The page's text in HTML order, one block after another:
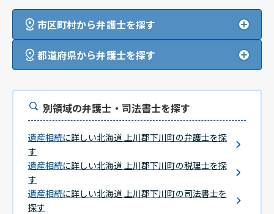
市区町村から弁護士を探す
都道府県から弁護士を探す
別領域の弁護士・司法書士を探す
遺産相続に詳しい北海道 上川郡下川町の弁護士を探
す
遺産相続に詳しい北海道 上川郡下川町の税理士を探
す
遺産相続に詳しい北海道 上川郡下川町の司法書士を
探す